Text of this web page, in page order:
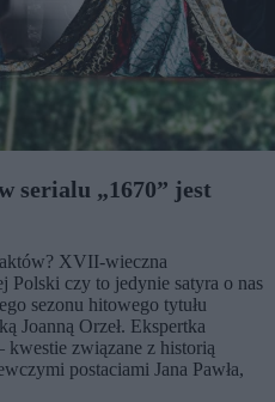
serialu „1670” jest
XVII-wieczna
Polski czy to jedynie satyra o nas
sezonu hitowego tytułu
Joanną Orzeł. Ekspertka
kwestie związane z historią
postaciami Jana Pawła,